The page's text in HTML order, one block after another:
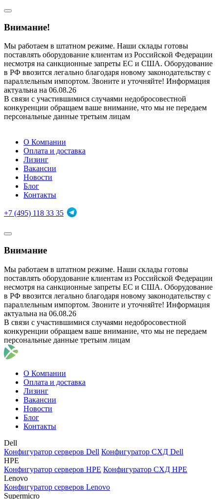
Внимание!
Мы работаем в штатном режиме. Наши склады готовы
поставлять оборудование клиентам из Российской Федерации
несмотря на санкционные запреты ЕС и США. Оборудование
в РФ ввозится легально благодаря новому законодательству с
параллельным импортом. Звоните и уточняйте! Информация
актуальна на 06.08.26
В связи с участившимися случаями недобросовестной
конкуренции обращаем ваше внимание, что мы не передаем
персональные данные третьим лицам
О Компании
Оплата и доставка
Лизинг
Вакансии
Новости
Блог
Контакты
+7 (495) 118 33 35
Внимание
Мы работаем в штатном режиме. Наши склады готовы
поставлять оборудование клиентам из Российской Федерации
несмотря на санкционные запреты ЕС и США. Оборудование
в РФ ввозится легально благодаря новому законодательству с
параллельным импортом. Звоните и уточняйте! Информация
актуальна на 06.08.26
В связи с участившимися случаями недобросовестной
конкуренции обращаем ваше внимание, что мы не передаем
персональные данные третьим лицам
О Компании
Оплата и доставка
Лизинг
Вакансии
Новости
Блог
Контакты
Dell
Конфигуратор серверов Dell Конфигуратор СХД Dell
HPE
Конфигуратор серверов HPE Конфигуратор СХД HPE
Lenovo
Конфигуратор серверов Lenovo
Supermicro